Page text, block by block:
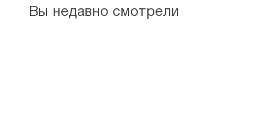
Вы недавно смотрели